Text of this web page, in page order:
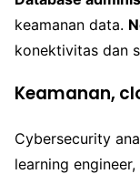
keamanan data.
konektivitas dan
Keamanan,
Cybersecurity
learning